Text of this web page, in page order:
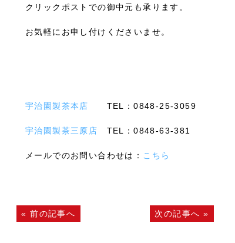
クリックポストでの御中元も承ります。
お気軽にお申し付けくださいませ。
宇治園製茶本店 TEL：0848-25-3059
宇治園製茶三原店 TEL：0848-63-381
メールでのお問い合わせは： こちら
«前の記事へ 次の記事へ »